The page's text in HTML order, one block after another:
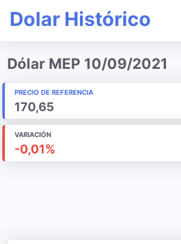
Dolar Histórico
Dólar MEP 10/09/2021
PRECIO DE REFERENCIA
170,65
VARIACIÓN
-0,01%